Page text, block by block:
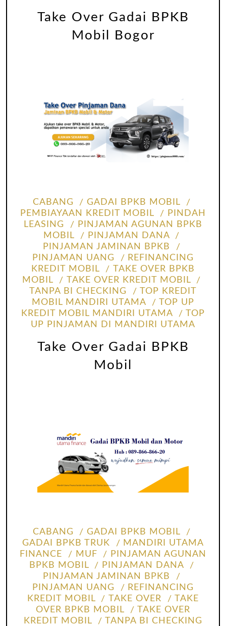
Take Over Gadai BPKB
Mobil Bogor
CABANG
GADAI BPKB MOBIL
PEMBIAYAAN KREDIT MOBIL
PINDAH
LEASING
PINJAMAN AGUNAN BPKB
MOBIL
PINJAMAN DANA
PINJAMAN JAMINAN BPKB
PINJAMAN UANG
REFINANCING
KREDIT MOBIL
TAKE OVER BPKB
MOBIL
TAKE OVER KREDIT MOBIL
TANPA BI CHECKING
TOP KREDIT
MOBIL MANDIRI UTAMA
TOP UP
KREDIT MOBIL MANDIRI UTAMA
TOP
UP PINJAMAN DI MANDIRI UTAMA
Take Over Gadai BPKB
Mobil
CABANG
GADAI BPKB MOBIL
GADAI BPKB TRUK
MANDIRI UTAMA
FINANCE
MUF
PINJAMAN AGUNAN
BPKB MOBIL
PINJAMAN DANA
PINJAMAN JAMINAN BPKB
PINJAMAN UANG
REFINANCING
KREDIT MOBIL
TAKE OVER
TAKE
OVER BPKB MOBIL
TAKE OVER
KREDIT MOBIL
TANPA BI CHECKING